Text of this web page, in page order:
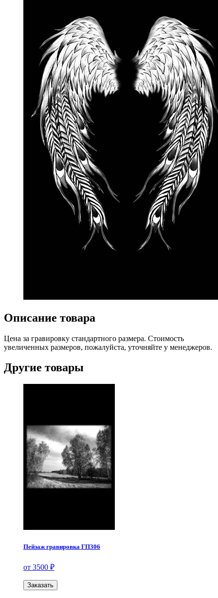
Описание товара
Цена за гравировку стандартного размера. Стоимость
увеличенных размеров, пожалуйста, уточняйте у менеджеров.
Другие товары
Пейзаж гравировка ГП306
от 3500 ₽
Заказать